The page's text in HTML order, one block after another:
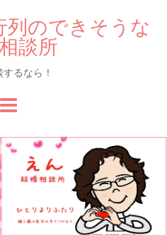
列のできそうな
談所
るなら！